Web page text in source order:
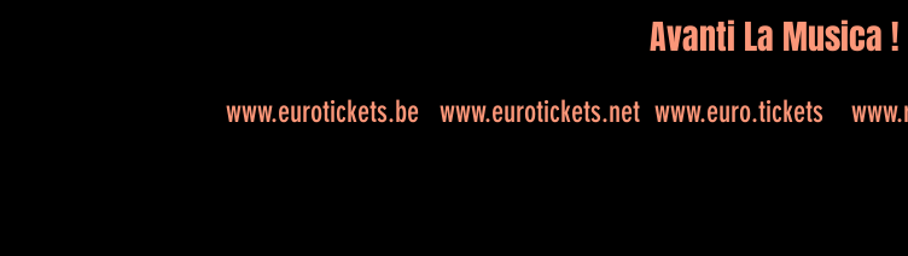
Avanti La Musica
www.eurotickets.be www.eurotickets.net www.euro.tickets